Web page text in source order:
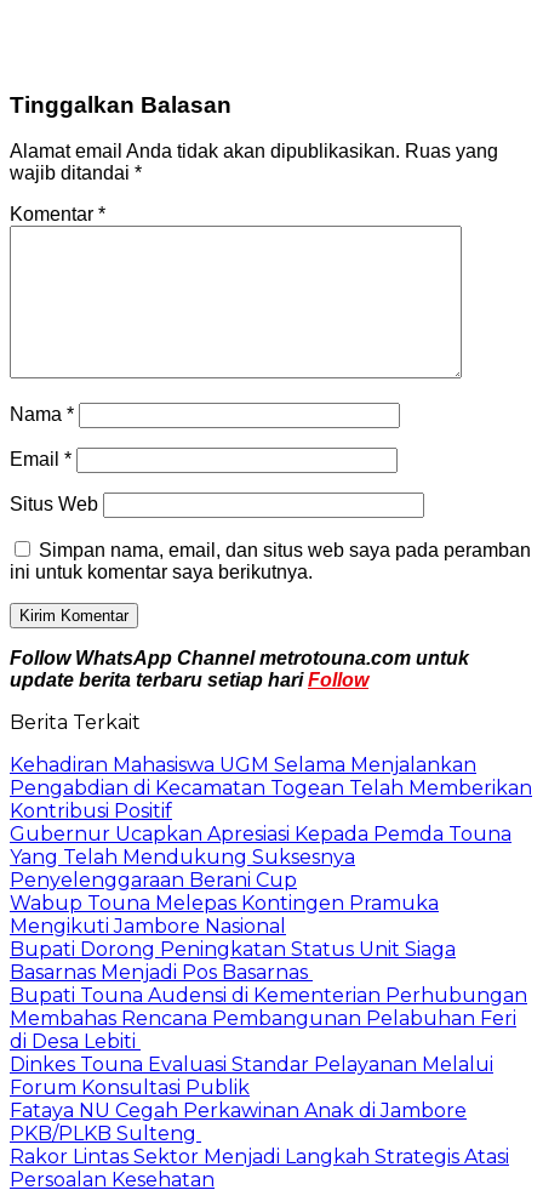
Tinggalkan Balasan
Alamat email Anda tidak akan dipublikasikan. Ruas yang
wajib ditandai *
Komentar *
Nama *
Email *
Situs Web
Simpan nama, email, dan situs web saya pada peramban
ini untuk komentar saya berikutnya.
Follow WhatsApp Channel metrotouna.com untuk
update berita terbaru setiap hariFollow
Berita Terkait
Kehadiran Mahasiswa UGM Selama Menjalankan
Pengabdian di Kecamatan Togean Telah Memberikan
Kontribusi Positif
Gubernur Ucapkan Apresiasi Kepada Pemda Touna
Yang Telah Mendukung Suksesnya
Penyelenggaraan Berani Cup
Wabup Touna Melepas Kontingen Pramuka
Mengikuti Jambore Nasional
Bupati Dorong Peningkatan Status Unit Siaga
Basarnas Menjadi Pos Basarnas
Bupati Touna Audensi di Kementerian Perhubungan
Membahas Rencana Pembangunan Pelabuhan Feri
di Desa Lebiti
Dinkes Touna Evaluasi Standar Pelayanan Melalui
Forum Konsultasi Publik
Fataya NU Cegah Perkawinan Anak di Jambore
PKB/PLKB Sulteng
Rakor Lintas Sektor Menjadi Langkah Strategis Atasi
Persoalan Kesehatan